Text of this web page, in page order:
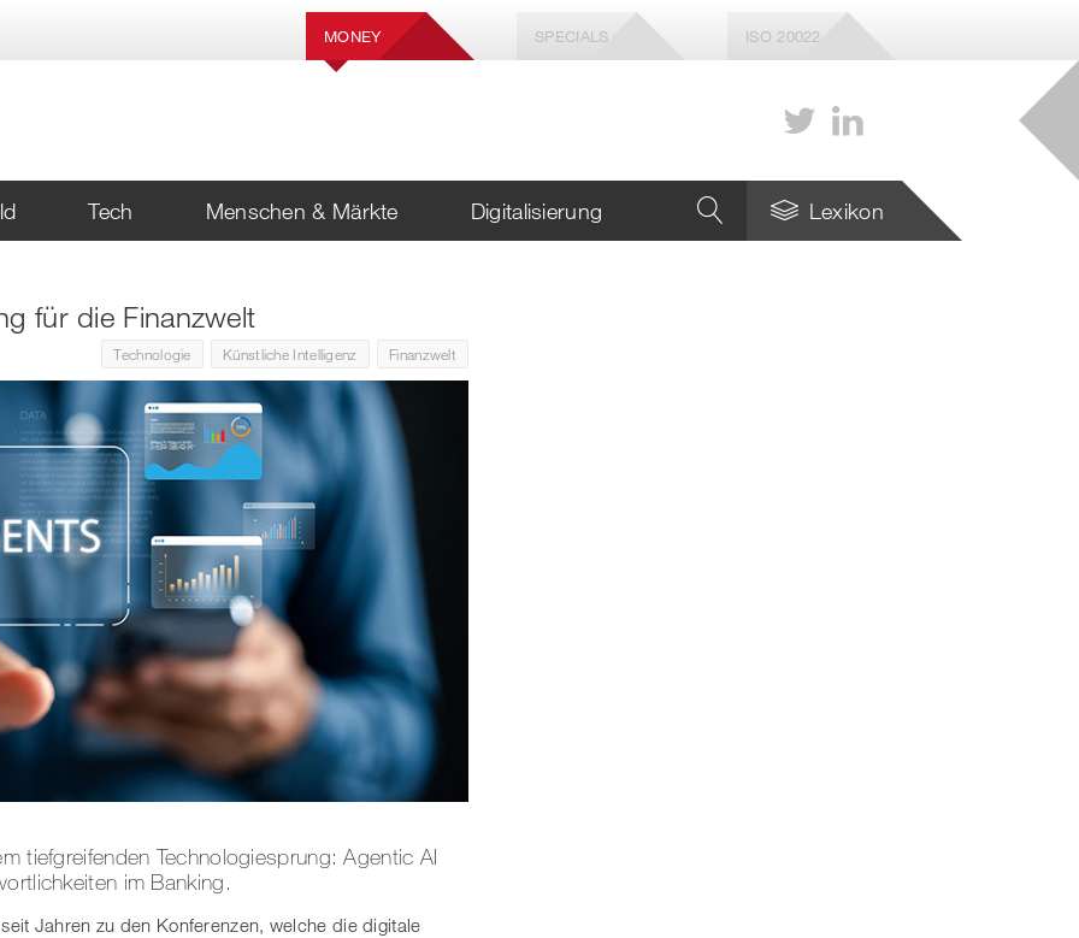
MONEY SPECIALS ISO 20022
Tech Menschen & Märkte Digitalisierung Lexikon
für die Finanzwelt
Technologie Künstliche Intelligenz Finanzwelt
tiefgreifenden Technologiesprung: Agentic AI
im Banking.
Jahren zu den Konferenzen, welche die digitale